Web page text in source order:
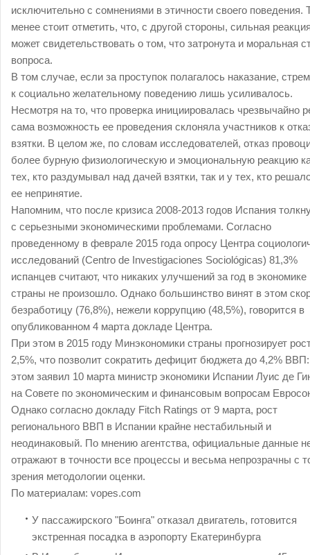
исключительно с сомнениями в этичности своего поведения.
менее стоит отметить, что, с другой стороны, сильная
может свидетельствовать о том, что затронута и моральная
вопроса.
В том случае, если за проступок полагалось наказание,
к социально желательному поведению лишь усиливалось.
Несмотря на то, что проверка инициировалась чрезвычайно
сама возможность ее проведения склоняла участников к
взятки. В целом же, по словам исследователей, отказ
более бурную физиологическую и эмоциональную реакцию
тех, кто раздумывал над дачей взятки, так и у тех, кто
ее непринятие.
Напомним, что после кризиса 2008-2013 годов Испания
с серьезными экономическими проблемами. Согласно
проведенному в феврале 2015 года опросу Центра
исследований (Centro de Investigaciones Sociológicas) 81,3%
испанцев считают, что никаких улучшений за год в экономике
страны не произошло. Однако большинство винят в этом
безработицу (76,8%), нежели коррупцию (48,5%), говорится в
опубликованном 4 марта докладе Центра.
При этом в 2015 году Минэкономики страны прогнозирует
2,5%, что позволит сократить дефицит бюджета до 4,2%
этом заявил 10 марта министр экономики Испании Луис де
на Совете по экономическим и финансовым вопросам
Однако согласно докладу Fitch Ratings от 9 марта, рост
регионального ВВП в Испании крайне нестабильный и
неодинаковый. По мнению агентства, официальные данные
отражают в точности все процессы и весьма непрозрачны с
зрения методологии оценки.
По материалам: vopes.com
У пассажирского "Боинга" отказал двигатель, готовится
экстренная посадка в аэропорту Екатеринбурга